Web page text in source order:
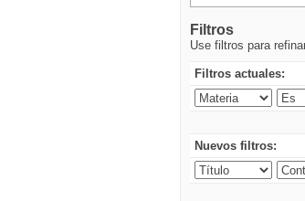
Filtros
Use filtros para
Filtros actuales:
Nuevos filtros: